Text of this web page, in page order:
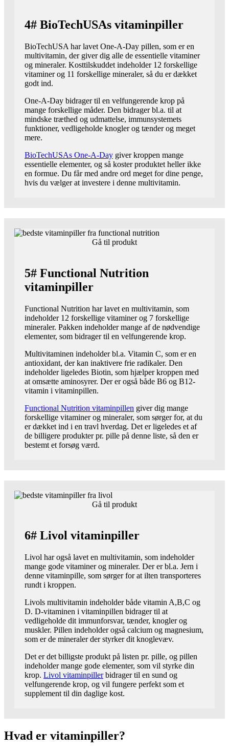
4# BioTechUSAs vitaminpiller
BioTechUSA har lavet One-A-Day pillen, som er en
multivitamin, der giver dig alle de essentielle vitaminer
og mineraler. Kosttilskuddet indeholder 12 forskellige
vitaminer og 11 forskellige mineraler, så du er dækket
godt ind.
One-A-Day bidrager til en velfungerende krop på
mange forskellige måder. Den bidrager bl.a. til at
mindske træthed og udmattelse, immunsystemets
funktioner, vedligeholde knogler og tænder og meget
mere.
BioTechUSAs One-A-Daygiver kroppen mange
essentielle elementer, og så koster produktet heller ikke
en formue. Du får med andre ord meget for dine penge,
hvis du vælger at investere i denne multivitamin.
Gå til produkt
5# Functional Nutrition
vitaminpiller
Functional Nutrition har lavet en multivitamin, som
indeholder 12 forskellige vitaminer og 7 forskellige
mineraler. Pakken indeholder mange af de nødvendige
elementer, som bidrager til en velfungerende krop.
Multivitaminen indeholder bl.a. Vitamin C, som er en
antioxidant, der kan inaktivere frie radikaler. Den
indeholder ligeledes Biotin, som hjælper kroppen med
at omsætte aminosyrer. Der er også både B6 og B12-
vitamin i vitaminpillen.
Functional Nutrition vitaminpillen giver dig mange
forskellige vitaminer og mineraler, som sørger for, at du
er dækket ind i en travl hverdag. Det er ligeledes et af
de billigere produkter pr. pille på denne liste, så den er
bestemt et forsøg værd.
Gå til produkt
6# Livol vitaminpiller
Livol har også lavet en multivitamin, som indeholder
mange gode vitaminer og mineraler. Der er bl.a. Jern i
denne vitaminpille, som sørger for at ilten transporteres
rundt i kroppen.
Livols multivitamin indeholder både vitamin A,B,C og
D. D-vitaminen i vitaminpillen bidrager til at
vedligeholde dit immunforsvar, tænder, knogler og
muskler. Pillen indeholder også calcium og magnesium,
som er de mineraler der styrker dit knoglevæv.
Det er det billigste produkt på listen pr. pille, og pillen
indeholder mange gode elementer, som vil styrke din
krop. Livol vitaminpillerbidrager til en sund og
velfungerende krop, og vil fungere perfekt som et
supplement til din daglige kost.
Hvad er vitaminpiller?